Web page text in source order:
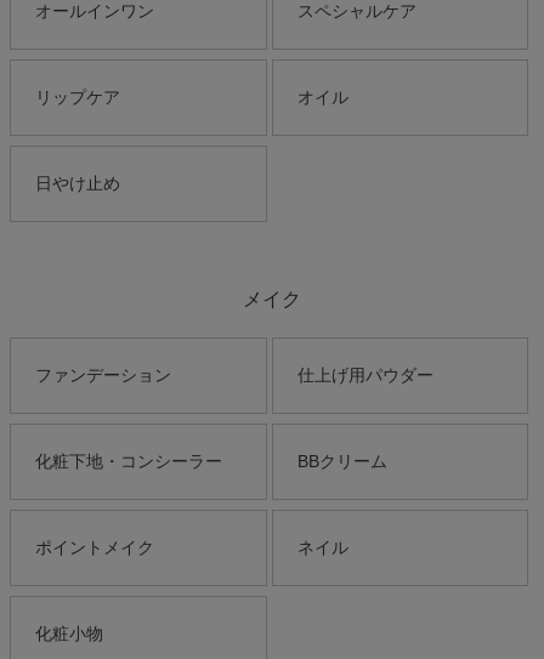
オールインワン スペシャルケア
リップケア オイル
日やけ止め
メイク
ファンデーション 仕上げ用パウダー
化粧下地・コンシーラー BBクリーム
ポイントメイク ネイル
化粧小物